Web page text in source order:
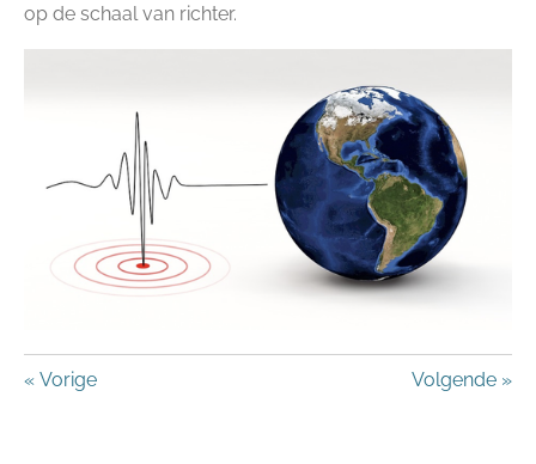
op de schaal van richter.
« Vorige Volgende »